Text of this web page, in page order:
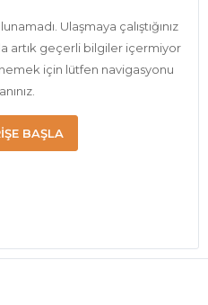
Ulaşmaya çalıştığınız
artık geçerli bilgiler içermiyor
için lütfen navigasyonu
BAŞLA